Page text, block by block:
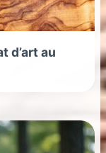
d’art au